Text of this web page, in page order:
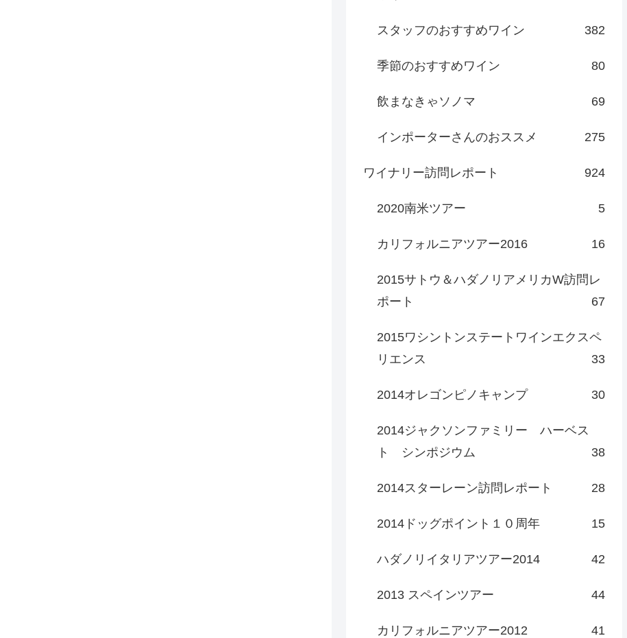
スタッフのおすすめワイン 382
季節のおすすめワイン 80
飲まなきゃソノマ 69
インポーターさんのおススメ 275
ワイナリー訪問レポート 924
2020南米ツアー 5
カリフォルニアツアー2016 16
2015サトウ＆ハダノリアメリカW訪問レ
ポート
67
2015ワシントンステートワインエクスペ
リエンス
33
2014オレゴンピノキャンプ 30
2014ジャクソンファミリー ハーベス
ト シンポジウム
38
2014スターレーン訪問レポート 28
2014ドッグポイント１０周年 15
ハダノリイタリアツアー2014 42
2013 スペインツアー 44
カリフォルニアツアー2012 41